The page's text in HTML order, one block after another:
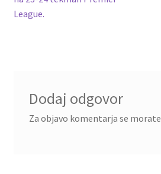
League.
Dodaj odgovor
Za objavo komentarja se morate